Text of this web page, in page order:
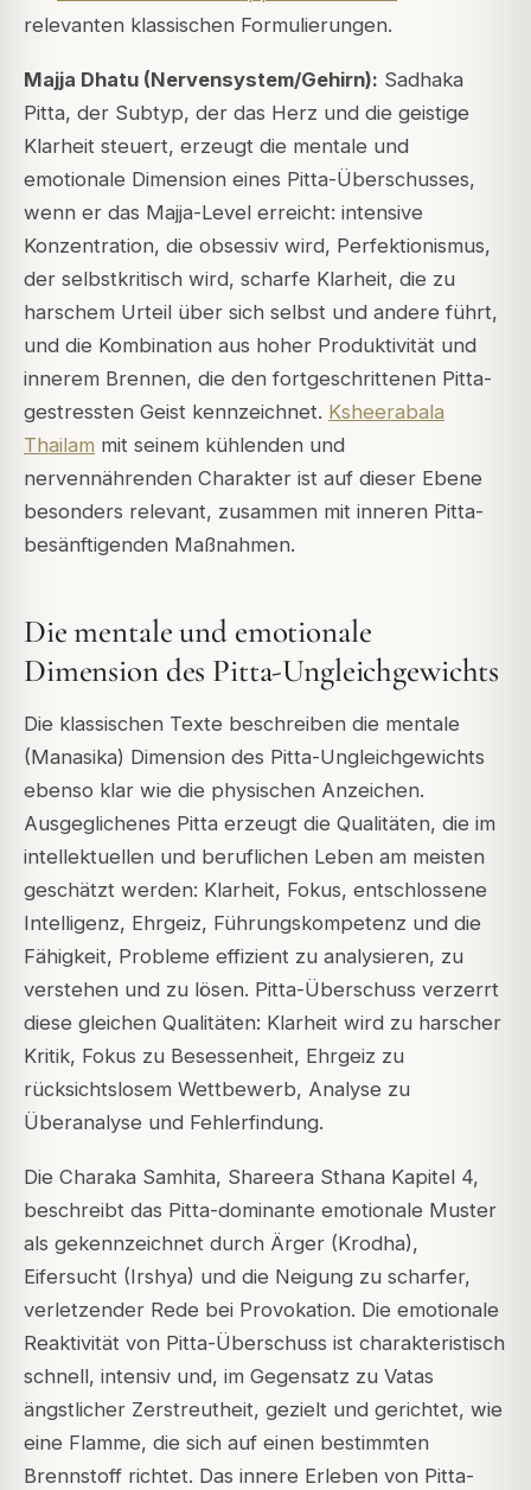
relevanten klassischen Formulierungen.
Majja Dhatu (Nervensystem/Gehirn): Sadhaka
Pitta, der Subtyp, der das Herz und die geistige
Klarheit steuert, erzeugt die mentale und
emotionale Dimension eines Pitta-Überschusses,
wenn er das Majja-Level erreicht: intensive
Konzentration, die obsessiv wird, Perfektionismus,
der selbstkritisch wird, scharfe Klarheit, die zu
harschem Urteil über sich selbst und andere führt,
und die Kombination aus hoher Produktivität und
innerem Brennen, die den fortgeschrittenen Pitta-
gestressten Geist kennzeichnet. Ksheerabala
Thailam mit seinem kühlenden und
nervennährenden Charakter ist auf dieser Ebene
besonders relevant, zusammen mit inneren Pitta-
besänftigenden Maßnahmen.
Die mentale und emotionale
Dimension des Pitta-Ungleichgewichts
Die klassischen Texte beschreiben die mentale
(Manasika) Dimension des Pitta-Ungleichgewichts
ebenso klar wie die physischen Anzeichen.
Ausgeglichenes Pitta erzeugt die Qualitäten, die im
intellektuellen und beruflichen Leben am meisten
geschätzt werden: Klarheit, Fokus, entschlossene
Intelligenz, Ehrgeiz, Führungskompetenz und die
Fähigkeit, Probleme effizient zu analysieren, zu
verstehen und zu lösen. Pitta-Überschuss verzerrt
diese gleichen Qualitäten: Klarheit wird zu harscher
Kritik, Fokus zu Besessenheit, Ehrgeiz zu
rücksichtslosem Wettbewerb, Analyse zu
Überanalyse und Fehlerfindung.
Die Charaka Samhita, Shareera Sthana Kapitel 4,
beschreibt das Pitta-dominante emotionale Muster
als gekennzeichnet durch Ärger (Krodha),
Eifersucht (Irshya) und die Neigung zu scharfer,
verletzender Rede bei Provokation. Die emotionale
Reaktivität von Pitta-Überschuss ist charakteristisch
schnell, intensiv und, im Gegensatz zu Vatas
ängstlicher Zerstreutheit, gezielt und gerichtet, wie
eine Flamme, die sich auf einen bestimmten
Brennstoff richtet. Das innere Erleben von Pitta-